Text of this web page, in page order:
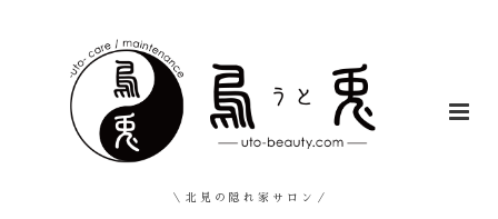
＼ 北 見 の 隠 れ 家 サ ロ ン ／